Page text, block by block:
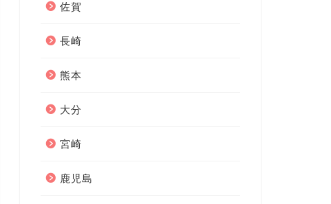
佐賀
長崎
熊本
大分
宮崎
鹿児島